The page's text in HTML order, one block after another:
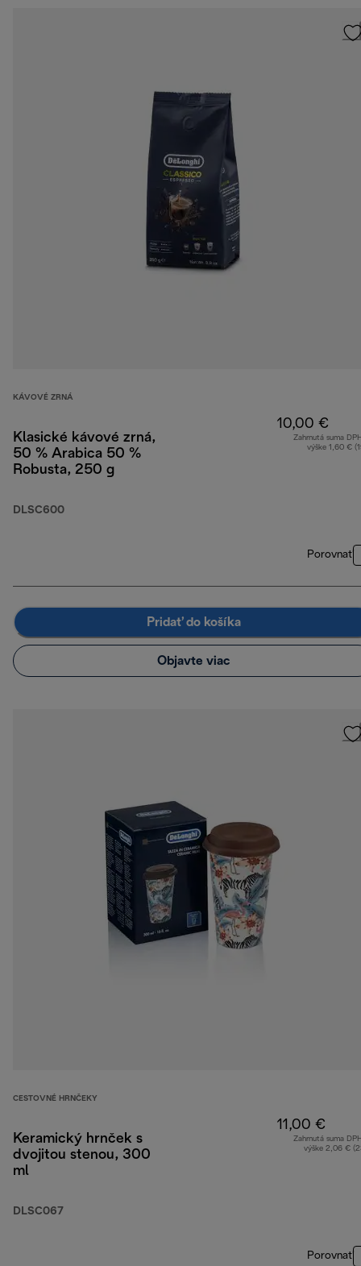
KÁVOVÉ ZRNÁ
Klasické kávové zrná,
50 % Arabica 50 %
Robusta, 250 g
DLSC600
10,00 €
Zahrnutá suma
výške 1,60 €
Porovnať
Pridať do košíka
Objavte viac
CESTOVNÉ HRNČEKY
Keramický hrnček s
dvojitou stenou, 300
ml
DLSC067
11,00 €
Zahrnutá suma
výške 2,06 €
Porovnať